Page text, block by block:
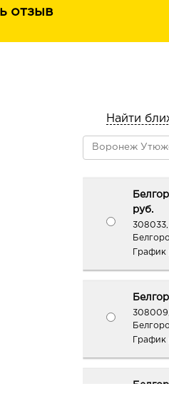
отзыв
Найти
руб.
308033,
График
График